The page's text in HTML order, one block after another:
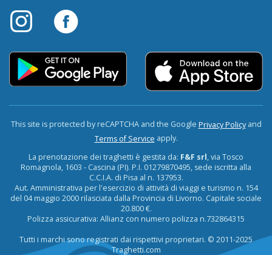
This site is protected by reCAPTCHA and the Google Privacy Policyand
Terms of Service apply.
La prenotazione dei traghetti è gestita da: F&F srl, via Tosco
Romagnola, 1603 - Cascina (PI). P.I. 01279870495, sede iscritta alla
C.C.I.A. di Pisa al n. 137953.
Aut. Amministrativa per l'esercizio di attività di viaggi e turismo n. 154
del 04 maggio 2000 rilasciata dalla Provincia di Livorno. Capitale sociale
20.800 €.
Polizza assicurativa: Allianz con numero polizza n.732864315
Tutti i marchi sono registrati dai rispettivi proprietari. © 2011-2025
Traghetti.com